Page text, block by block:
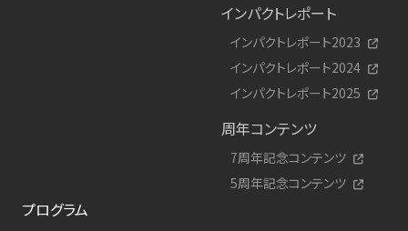
インパクトレポート
インパクトレポート2023
インパクトレポート2024
インパクトレポート2025
周年コンテンツ
7周年記念コンテンツ
5周年記念コンテンツ
プログラム